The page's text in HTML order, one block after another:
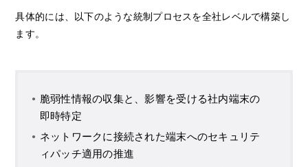
具体的には、以下のような統制プロセスを全社レベルで構築し
ます。
脆弱性情報の収集と、影響を受ける社内端末の
即時特定
ネットワークに接続された端末へのセキュリテ
ィパッチ適用の推進